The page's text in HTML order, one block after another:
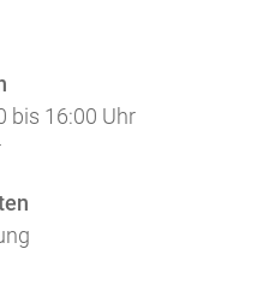
bis 16:00 Uhr